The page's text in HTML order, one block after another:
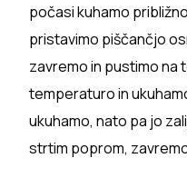
počasi kuhamo
pristavimo piščančjo
zavremo in pustimo na
temperaturo in
ukuhamo, nato pa jo
strtim poprom,